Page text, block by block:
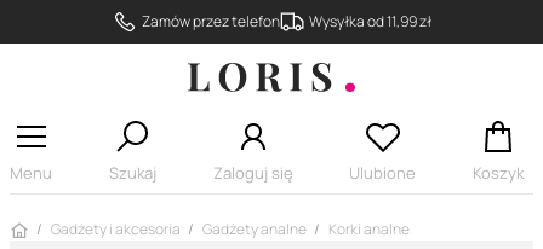
Zamów przez telefon Wysyłka od 11,99 zł
Menu Szukaj Zaloguj się Ulubione Koszyk
Strona główna
Gadżety i akcesoria Gadżety analne Korki analne